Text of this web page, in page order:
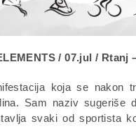
/ 07.jul / Rtanj
koja se nakon
Sam naziv
svaki od sportista